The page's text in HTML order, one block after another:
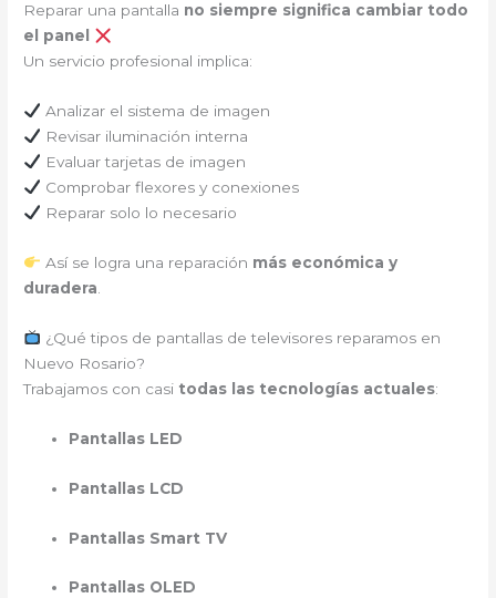
Reparar una pantalla no siempre significa cambiar todo
el panel
Un servicio profesional implica:
Analizar el sistema de imagen
Revisar iluminación interna
Evaluar tarjetas de imagen
Comprobar flexores y conexiones
Reparar solo lo necesario
Así se logra una reparación más económica y
duradera
¿Qué tipos de pantallas de televisores reparamos en
Nuevo Rosario?
Trabajamos con casi todas las tecnologías actuales:
Pantallas LED
Pantallas LCD
Pantallas Smart TV
Pantallas OLED